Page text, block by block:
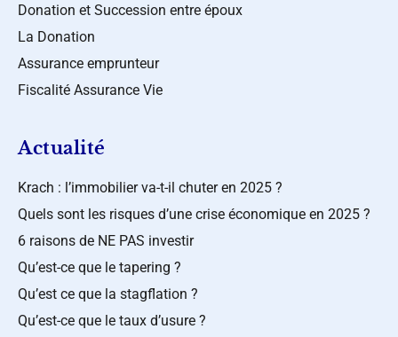
Donation et Succession entre époux
La Donation
Assurance emprunteur
Fiscalité Assurance Vie
Actualité
Krach : l’immobilier va-t-il chuter en 2025 ?
Quels sont les risques d’une crise économique en 2025 ?
6 raisons de NE PAS investir
Qu’est-ce que le tapering ?
Qu’est ce que la stagflation ?
Qu’est-ce que le taux d’usure ?